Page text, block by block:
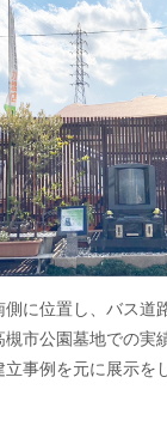
に位置し、バス道
槻市公園墓地での実
事例を元に展示を